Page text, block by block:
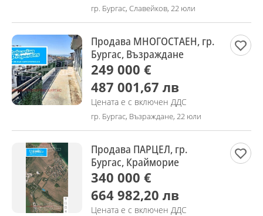
гр. Бургас, Славейков, 22 юли
Продава МНОГОСТАЕН, гр.
Бургас, Възраждане
249 000 €
487 001,67 лв
Цената е с включен ДДС
гр. Бургас, Възраждане, 22 юли
Продава ПАРЦЕЛ, гр.
Бургас, Крайморие
340 000 €
664 982,20 лв
Цената е с включен ДДС